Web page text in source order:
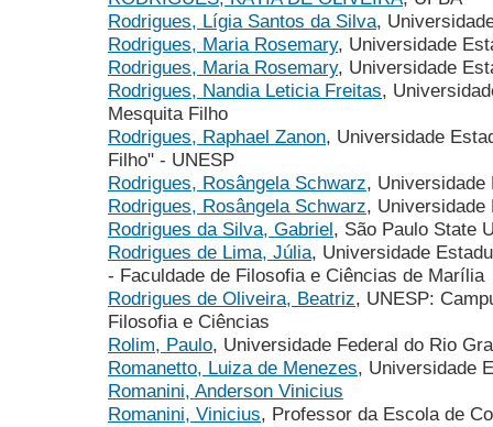
Rodrigues, Lígia Santos da Silva,
Rodrigues, Maria Rosemary, Universidade
Rodrigues, Maria Rosemary, Universidade
Rodrigues, Nandia Leticia Freitas,
Mesquita Filho
Rodrigues, Raphael Zanon, Universidade
Filho" - UNESP
Rodrigues, Rosângela Schwarz, Universidade
Rodrigues, Rosângela Schwarz, Universidade
Rodrigues da Silva, Gabriel, São Paulo State
Rodrigues de Lima, Júlia, Universidade
- Faculdade de Filosofia e Ciências de Marília
Rodrigues de Oliveira, Beatriz, UNESP:
Filosofia e Ciências
Rolim, Paulo, Universidade Federal do Rio
Romanetto, Luiza de Menezes, Universidade
Romanini, Anderson Vinicius
Romanini, Vinicius, Professor da Escola de